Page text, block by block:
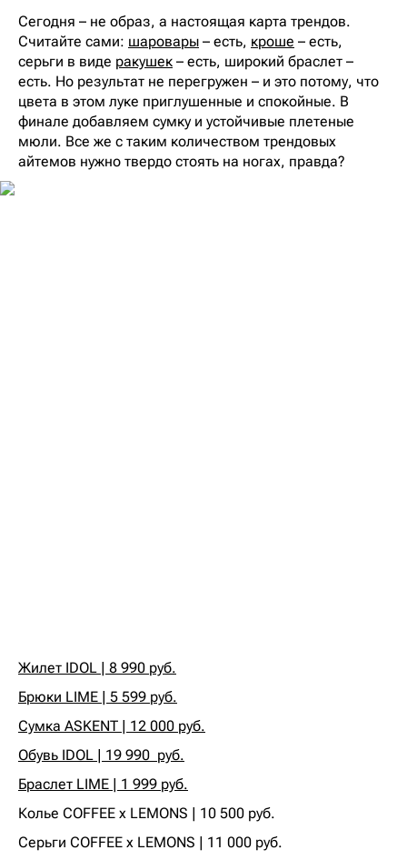
Сегодня – не образ, а настоящая карта трендов.
Считайте сами: шаровары – есть, кроше – есть,
серьги в виде ракушек – есть, широкий браслет –
есть. Но результат не перегружен – и это потому, что
цвета в этом луке приглушенные и спокойные. В
финале добавляем сумку и устойчивые плетеные
мюли. Все же с таким количеством трендовых
айтемов нужно твердо стоять на ногах, правда?
Жилет IDOL | 8 990 руб.
Брюки LIME | 5 599 руб.
Сумка ASKENT | 12 000 руб.
Обувь IDOL | 19 990 руб.
Браслет LIME | 1 999 руб.
Колье COFFEE x LEMONS | 10 500 руб.‍‍
Серьги COFFEE x LEMONS | 11 000 руб.